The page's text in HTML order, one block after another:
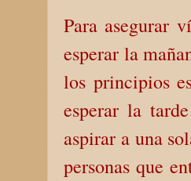
Para asegurar
esperar la
los principios
esperar la
aspirar a una
personas que